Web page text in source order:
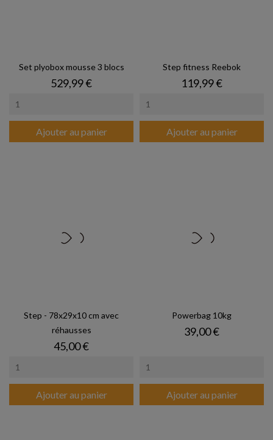
Set plyobox mousse 3 blocs
Prix
529,99 €
Ajouter au panier
Step fitness Reebok
Prix
119,99 €
Ajouter au panier
Step - 78x29x10 cm avec
réhausses
Prix
45,00 €
Ajouter au panier
Powerbag 10kg
Prix
39,00 €
Ajouter au panier